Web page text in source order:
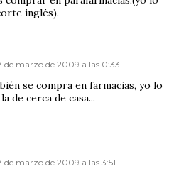
inglés).
de marzo de 2009 a las 0:33
se compra en farmacias, yo lo
de cerca de casa...
de marzo de 2009 a las 3:51